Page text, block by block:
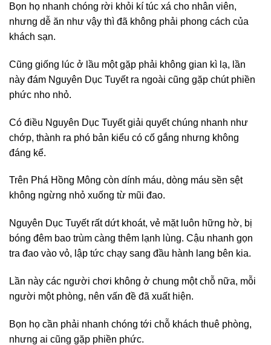
Bọn họ nhanh chóng rời khỏi kí túc xá cho nhân viên,
nhưng dễ ăn như vậy thì đã không phải phong cách của
khách sạn.
Cũng giống lúc ở lầu một gặp phải không gian kì lạ, lần
này đám Nguyên Dục Tuyết ra ngoài cũng gặp chút phiền
phức nho nhỏ.
Có điều Nguyên Dục Tuyết giải quyết chúng nhanh như
chớp, thành ra phó bản kiểu có cố gắng nhưng không
đáng kể.
Trên Phá Hồng Mông còn dính máu, dòng máu sền sệt
không ngừng nhỏ xuống từ mũi đao.
Nguyên Dục Tuyết rất dứt khoát, vẻ mặt luôn hững hờ, bị
bóng đêm bao trùm càng thêm lạnh lùng. Cậu nhanh gọn
tra đao vào vỏ, lập tức chạy sang đầu hành lang bên kia.
Lần này các người chơi không ở chung một chỗ nữa, mỗi
người một phòng, nên vấn đề đã xuất hiện.
Bọn họ cần phải nhanh chóng tới chỗ khách thuê phòng,
nhưng ai cũng gặp phiền phức.